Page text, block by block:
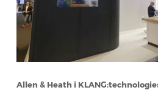
Allen & Heath i